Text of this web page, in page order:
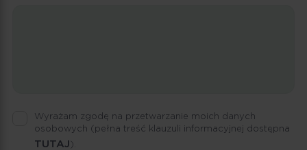
Wyrażam zgodę na przetwarzanie moich danych
osobowych (pełna treść klauzuli informacyjnej dostępna
TUTAJ ).